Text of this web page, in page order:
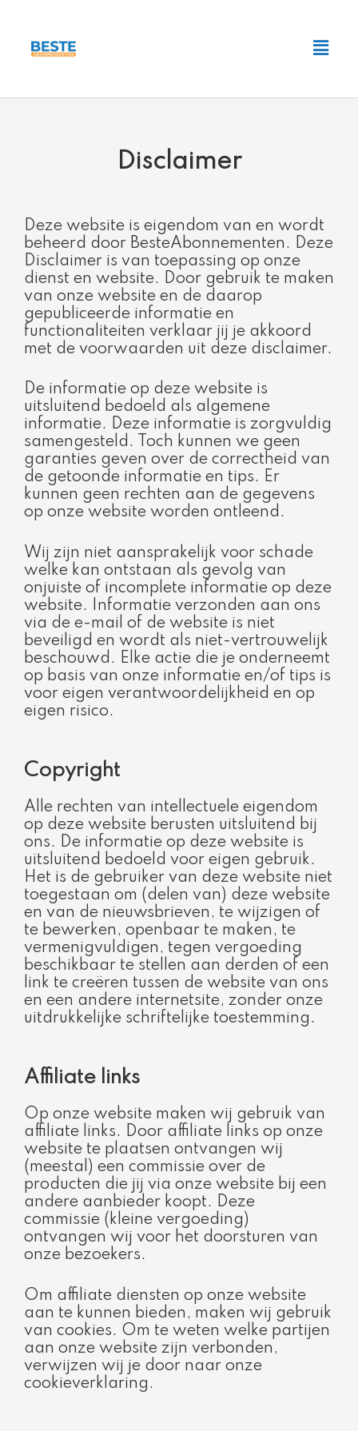
inhoud
Main
Menu
Disclaimer
Deze website is eigendom van en wordt
beheerd door BesteAbonnementen. Deze
Disclaimer is van toepassing op onze
dienst en website. Door gebruik te maken
van onze website en de daarop
gepubliceerde informatie en
functionaliteiten verklaar jij je akkoord
met de voorwaarden uit deze disclaimer.
De informatie op deze website is
uitsluitend bedoeld als algemene
informatie. Deze informatie is zorgvuldig
samengesteld. Toch kunnen we geen
garanties geven over de correctheid van
de getoonde informatie en tips. Er
kunnen geen rechten aan de gegevens
op onze website worden ontleend.
Wij zijn niet aansprakelijk voor schade
welke kan ontstaan als gevolg van
onjuiste of incomplete informatie op deze
website. Informatie verzonden aan ons
via de e-mail of de website is niet
beveiligd en wordt als niet-vertrouwelijk
beschouwd. Elke actie die je onderneemt
op basis van onze informatie en/of tips is
voor eigen verantwoordelijkheid en op
eigen risico.
Copyright​
Alle rechten van intellectuele eigendom
op deze website berusten uitsluitend bij
ons. De informatie op deze website is
uitsluitend bedoeld voor eigen gebruik.
Het is de gebruiker van deze website niet
toegestaan om (delen van) deze website
en van de nieuwsbrieven, te wijzigen of
te bewerken, openbaar te maken, te
vermenigvuldigen, tegen vergoeding
beschikbaar te stellen aan derden of een
link te creëren tussen de website van ons
en een andere internetsite, zonder onze
uitdrukkelijke schriftelijke toestemming.
Affiliate links ​
Op onze website maken wij gebruik van
affiliate links. Door affiliate links op onze
website te plaatsen ontvangen wij
(meestal) een commissie over de
producten die jij via onze website bij een
andere aanbieder koopt. Deze
commissie (kleine vergoeding)
ontvangen wij voor het doorsturen van
onze bezoekers.
Om affiliate diensten op onze website
aan te kunnen bieden, maken wij gebruik
van cookies. Om te weten welke partijen
aan onze website zijn verbonden,
verwijzen wij je door naar onze
cookieverklaring.